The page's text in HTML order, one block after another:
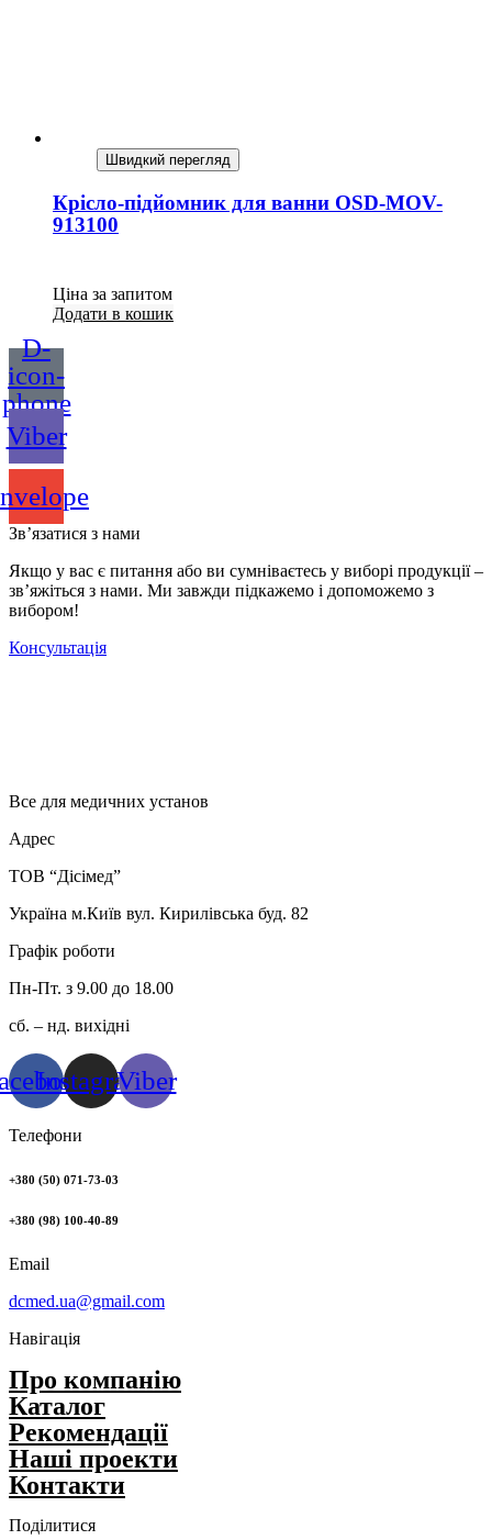
Швидкий перегляд
Крісло-підйомник для ванни OSD-MOV-
913100
Ціна за запитом
Додати в кошик
D-
icon-
phone
Viber
Зв’язатися з нами
Якщо у вас є питання або ви сумніваєтесь у виборі продукції –
зв’яжіться з нами. Ми завжди підкажемо і допоможемо з
вибором!
Консультація
Все для медичних установ
Адрес
ТОВ “Дісімед”
Україна м.Київ вул. Кирилівська буд. 82
Графік роботи
Пн-Пт. з 9.00 до 18.00
сб. – нд. вихідні
InstagramViber
Телефони
+380 (50) 071-73-03
+380 (98) 100-40-89
Email
dcmed.ua@gmail.com
Навігація
Про компанію
Каталог
Рекомендації
Нашi проекти
Контакти
Поділитися